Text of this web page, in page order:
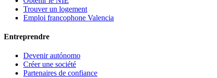
Trouver un logement
Emploi francophone Valencia
Entreprendre
Devenir autónomo
Créer une société
Partenaires de confiance